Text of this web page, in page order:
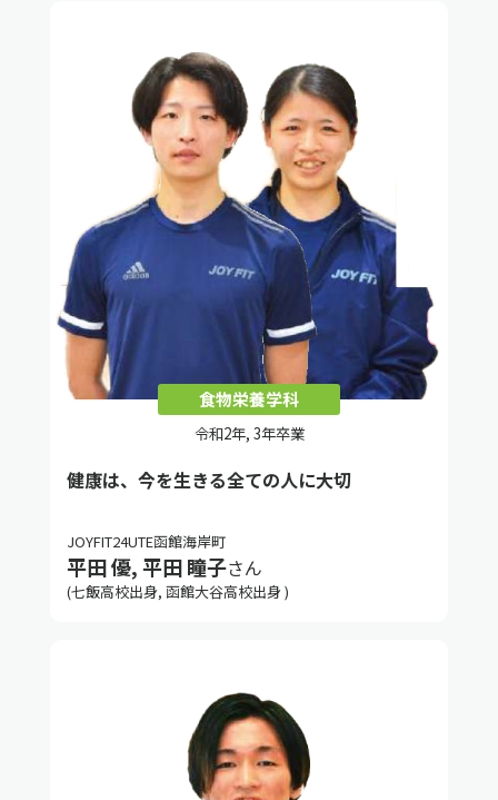
健康は、今を生きる全ての人に大切
食物栄養学科
令和2年, 3年卒業
JOYFIT24UTE函館海岸町
平田 優, 平田 瞳子さん
(七飯高校出身, 函館大谷高校出身 )